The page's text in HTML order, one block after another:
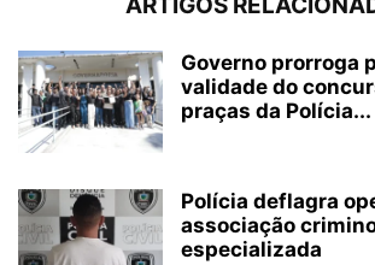
Governo prorroga
validade do
praças da Polícia...
Polícia deflagra
associação
especializada